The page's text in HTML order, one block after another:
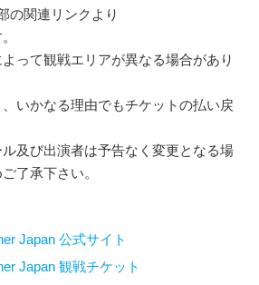
の関連リンクより
って観戦エリアが異なる場合があり
いかなる理由でもチケットの払い戻
及び出演者は予告なく変更となる場
了承下さい。
Japan 公式サイト
Japan 観戦チケット